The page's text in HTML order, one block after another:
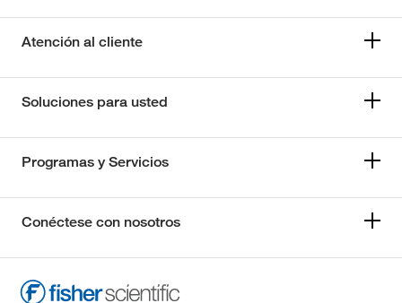
Atención al cliente
Soluciones para usted
Programas y Servicios
Conéctese con nosotros